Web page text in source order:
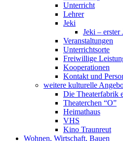
Unterricht
Lehrer
Jeki
Jeki – erster
Veranstaltungen
Unterrichtsorte
Freiwillige
Kooperationen
Kontakt und
weitere kulturelle
Die Theaterfabrik
Theaterchen “O”
Heimathaus
VHS
Kino Traunreut
Wohnen, Wirtschaft, Bauen